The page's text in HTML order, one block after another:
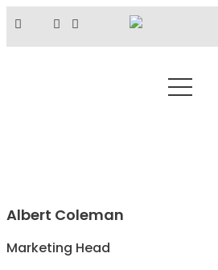
Albert Coleman
Marketing Head